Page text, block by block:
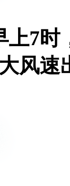
上7
风速